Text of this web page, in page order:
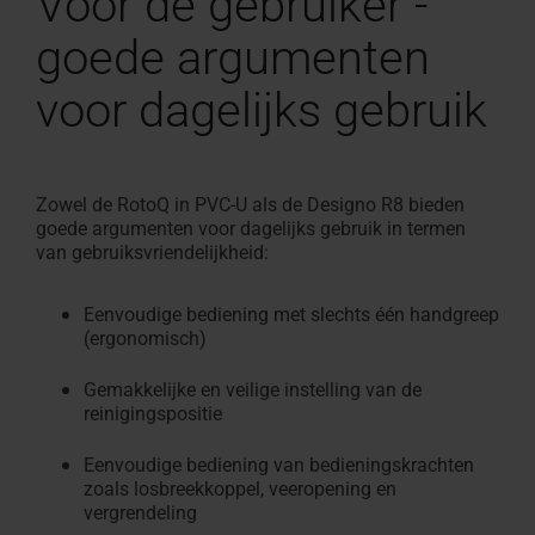
goede argumenten
voor dagelijks gebruik
Zowel de RotoQ in PVC-U als de Designo R8 bieden
goede argumenten voor dagelijks gebruik in termen
van gebruiksvriendelijkheid:
Eenvoudige bediening met slechts één handgreep
(ergonomisch)
Gemakkelijke en veilige instelling van de
reinigingspositie
Eenvoudige bediening van bedieningskrachten
zoals losbreekkoppel, veeropening en
vergrendeling